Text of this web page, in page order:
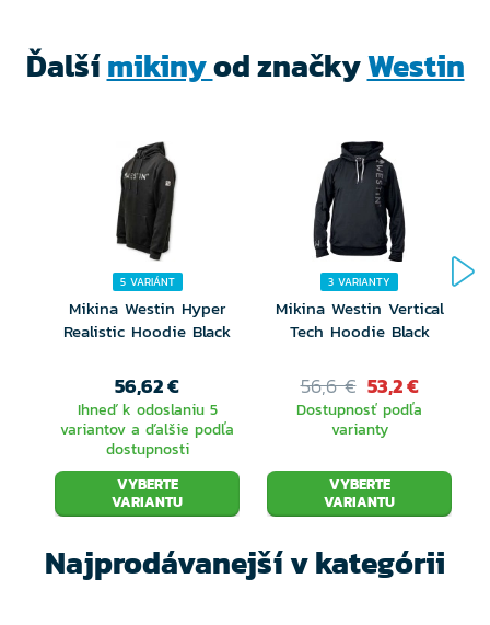
čiapkou Script.
320 gsm
Kartáčovaný chrbát
Kapucňa so sťahovacou šnúrkou
Klokanie vrecko
Pohodlná potlač bez štítku na krku
Pre zobrazenie tabuľky veľkostí kliknite sem
Ďalšímikinyod značkyWestin
5 VARIÁNT
Mikina Westin Hyper
Realistic Hoodie Black
56,62 €
Ihneď k odoslaniu 5
variantov a ďalšie podľa
dostupnosti
VYBERTE
VARIANTU
3 VARIANTY
Mikina Westin Vertical
Tech Hoodie Black
56,6 € 53,2 €
Dostupnosť podľa
varianty
VYBERTE
VARIANTU
Najprodávanejší v kategórii